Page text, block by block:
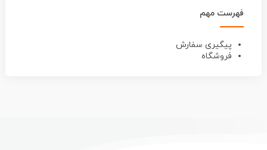
فهرست مهم
پیگیری سفارش
فروشگاه